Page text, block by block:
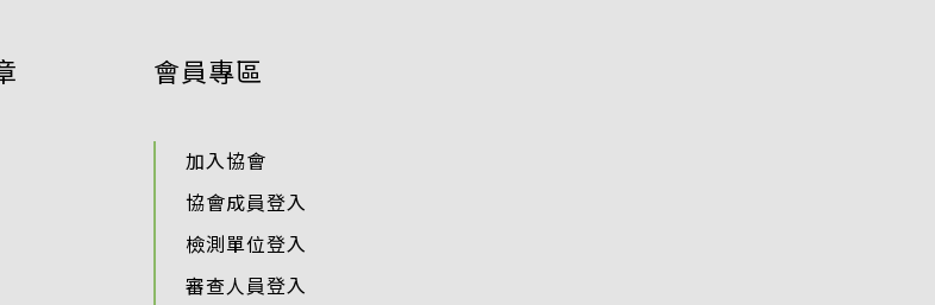
會員專區
加入協會
協會成員登入
檢測單位登入
審查人員登入